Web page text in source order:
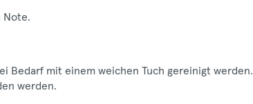
Note.
Bedarf mit einem weichen Tuch gereinigt werden.
werden.